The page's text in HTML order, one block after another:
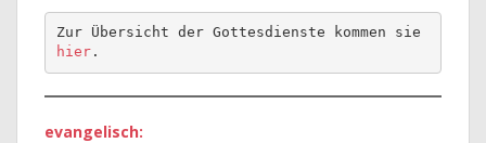
hier.
evangelisch: